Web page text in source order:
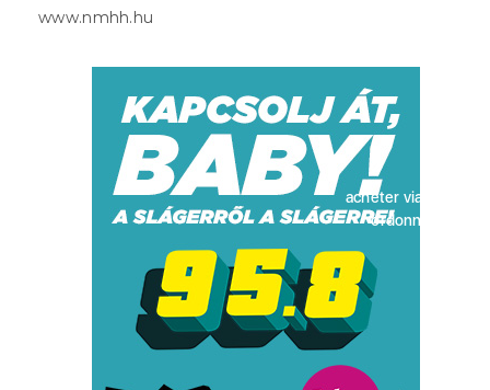
www.nmhh.hu
acheter viagra sans
ordonnance